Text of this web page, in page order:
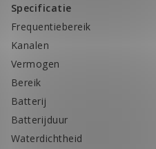
Specificatie
Frequentiebereik
Kanalen
Vermogen
Bereik
Batterij
Batterijduur
Waterdichtheid